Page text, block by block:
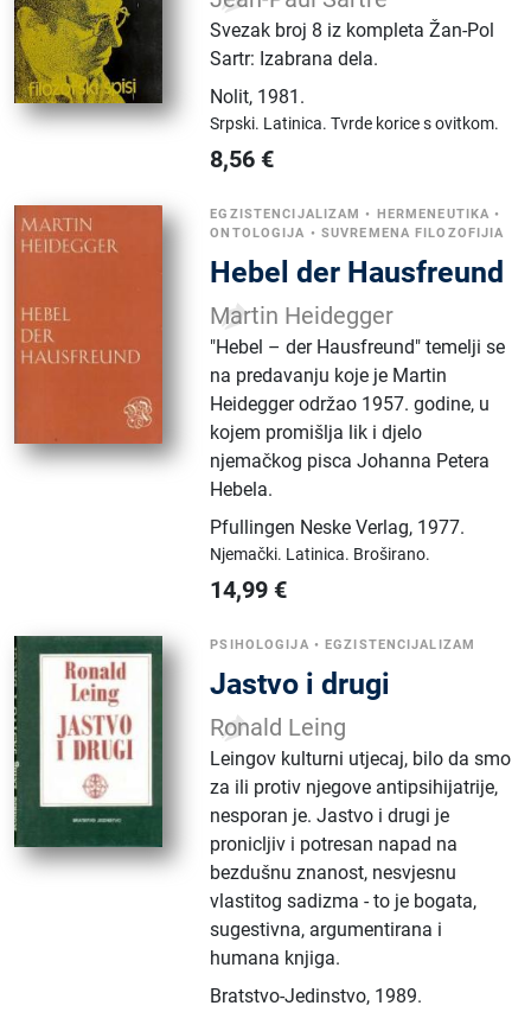
Svezak broj 8 iz kompleta Žan-Pol
Sartr: Izabrana dela.
Nolit, 1981.
Srpski. Latinica.Tvrde korice s ovitkom.
8,56 €
EGZISTENCIJALIZAM • HERMENEUTIKA •
ONTOLOGIJA • SUVREMENA FILOZOFIJIA
Hebel der Hausfreund
Martin Heidegger
"Hebel – der Hausfreund" temelji se
na predavanju koje je Martin
Heidegger održao 1957. godine, u
kojem promišlja lik i djelo
njemačkog pisca Johanna Petera
Hebela.
Pfullingen Neske Verlag, 1977.
Njemački. Latinica. Broširano.
14,99 €
PSIHOLOGIJA •EGZISTENCIJALIZAM
Jastvo i drugi
Ronald Leing
Leingov kulturni utjecaj, bilo da smo
za ili protiv njegove antipsihijatrije,
nesporan je. Jastvo i drugi je
pronicljiv i potresan napad na
bezdušnu znanost, nesvjesnu
vlastitog sadizma - to je bogata,
sugestivna, argumentirana i
humana knjiga.
Bratstvo-Jedinstvo, 1989.